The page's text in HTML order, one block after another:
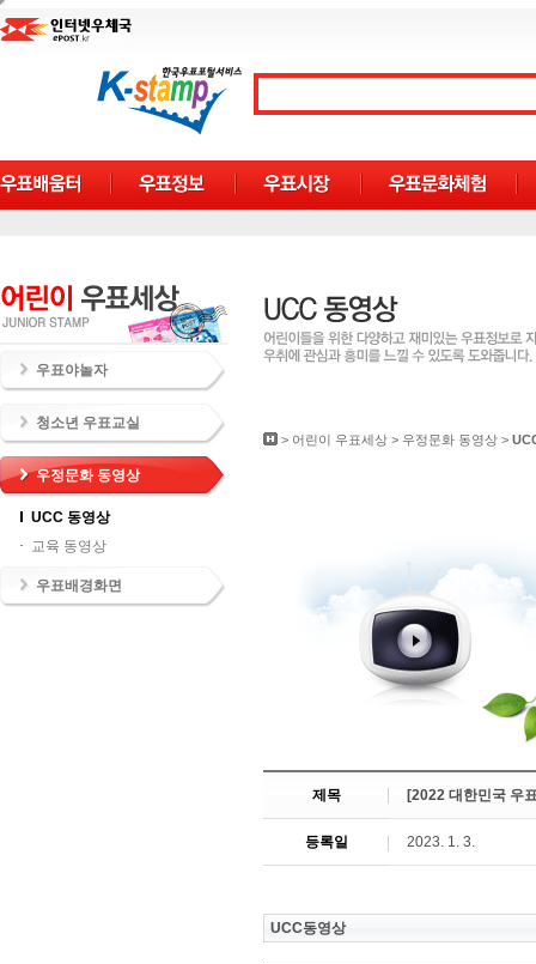
우표야놀자
청소년 우표교실
우정문화 동영상
UCC 동영상
교육 동영상
우표배경화면
> 어린이 우표세상 > 우정문화 동영상 >
제목 [2022 대한민국 우
등록일 2023. 1. 3.
UCC동영상